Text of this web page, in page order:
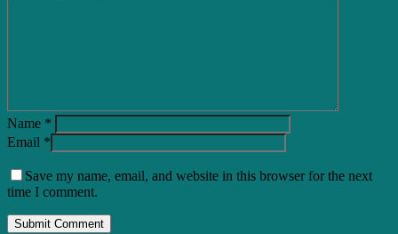
Name *
Email *
Save my name, email, and website in this browser for the next
time I comment.